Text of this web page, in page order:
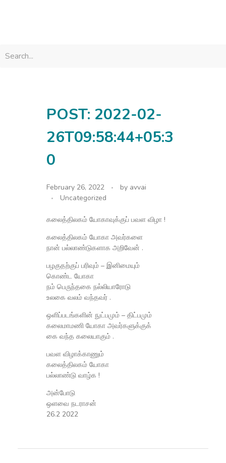
POST: 2022-02-
26T09:58:44+05:3
0
February 26, 2022 by avvai
Uncategorized
கலைத்திலகம் யோகாவுக்குப் பவள விழா !
கலைத்திலகம் யோகா அவர்களை
நான் பல்லாண்டுகளாக அறிவேன் .
பழகுதற்குப் பரிவும் – இனிமையும்
கொண்ட யோகா
நம் பெருந்தகை நல்லியாரோடு
உலகை வலம் வந்தவர் .
ஒளிப்படங்களின் நுட்பமும் – திட்பமும்
கலைமாமணி யோகா அவர்களுக்குக்
கை வந்த கலையாகும் .
பவள விழாக்காணும்
கலைத்திலகம் யோகா
பல்லாண்டு வாழ்க !
அன்போடு
ஒளவை நடராசன்
26.2 2022